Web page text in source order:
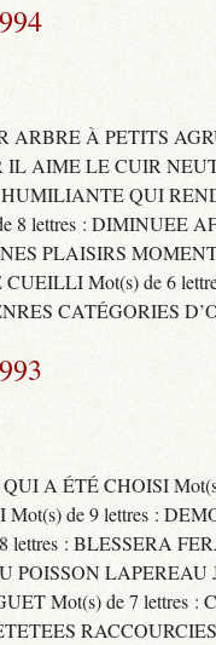
ARBRE À PETITS
IL AIME LE CUIR
HUMILIANTE QUI
8 lettres : DIMINUEE
PLAISIRS
Mot(s) de 6
CATÉGORIES
A ÉTÉ CHOISI
de 9 lettres :
lettres : BLESSERA
POISSON LAPEREAU
Mot(s) de 7 lettres :